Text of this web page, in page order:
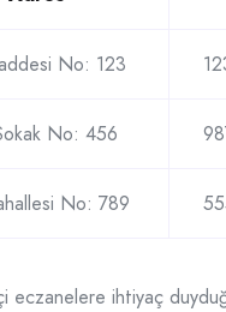
No: 123
No: 456
No: 789
eczanelere ihtiyaç